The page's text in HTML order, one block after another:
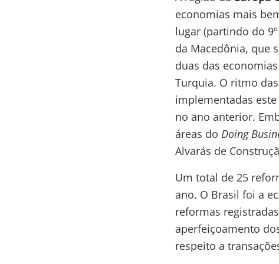
economias mais
lugar (partindo do
da Macedônia, que
duas das
Turquia. O ritmo
implementadas
no ano anterior.
áreas do Doing
Alvarás de
Um total de 25
ano. O Brasil foi a
reformas
aperfeiçoamento
respeito a